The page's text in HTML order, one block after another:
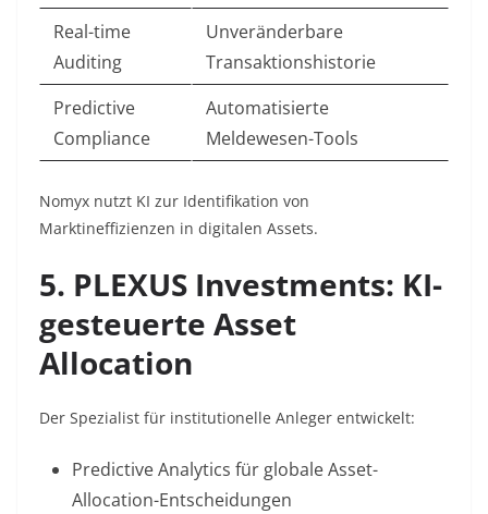
Real-time
Auditing
Unveränderbare
Transaktionshistorie
Predictive
Compliance
Automatisierte
Meldewesen-Tools
Nomyx nutzt KI zur Identifikation von
Marktineffizienzen in digitalen Assets.
5. PLEXUS Investments: KI-
gesteuerte Asset
Allocation
Der Spezialist für institutionelle Anleger entwickelt:
Predictive Analytics für globale Asset-
Allocation-Entscheidungen